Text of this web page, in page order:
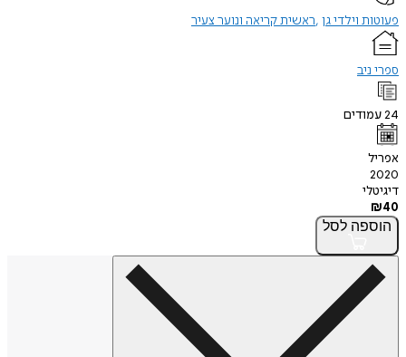
פעוטות וילדי גן ראשית קריאה ונוער צעיר
ספרי ניב
24עמודים
אפריל
2020
דיגיטלי
₪40
הוספה לסל